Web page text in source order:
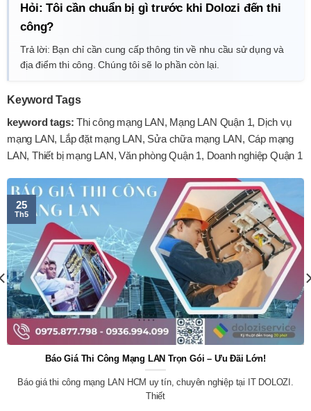
Hỏi: Tôi cần chuẩn bị gì trước khi Dolozi đến thi
công?
Trả lời: Bạn chỉ cần cung cấp thông tin về nhu cầu sử dụng và
địa điểm thi công. Chúng tôi sẽ lo phần còn lại.
Keyword Tags
keyword tags:Thi công mạng LAN, Mạng LAN Quận 1, Dịch vụ
mạng LAN, Lắp đặt mạng LAN, Sửa chữa mạng LAN, Cáp mạng
LAN, Thiết bị mạng LAN, Văn phòng Quận 1, Doanh nghiệp Quận 1
Báo Giá Thi Công Mạng LAN Trọn Gói – Ưu Đãi Lớn!
Báo giá thi công mạng LAN HCM uy tín, chuyên nghiệp tại IT DOLOZI.
Thiết
25
Th5